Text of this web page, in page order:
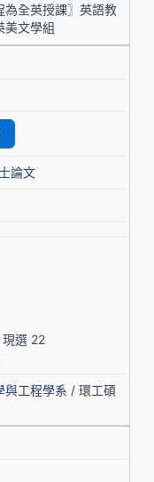
為全英授課〗英語教
美文學組
論文
現選 22
與工程學系 / 環工碩